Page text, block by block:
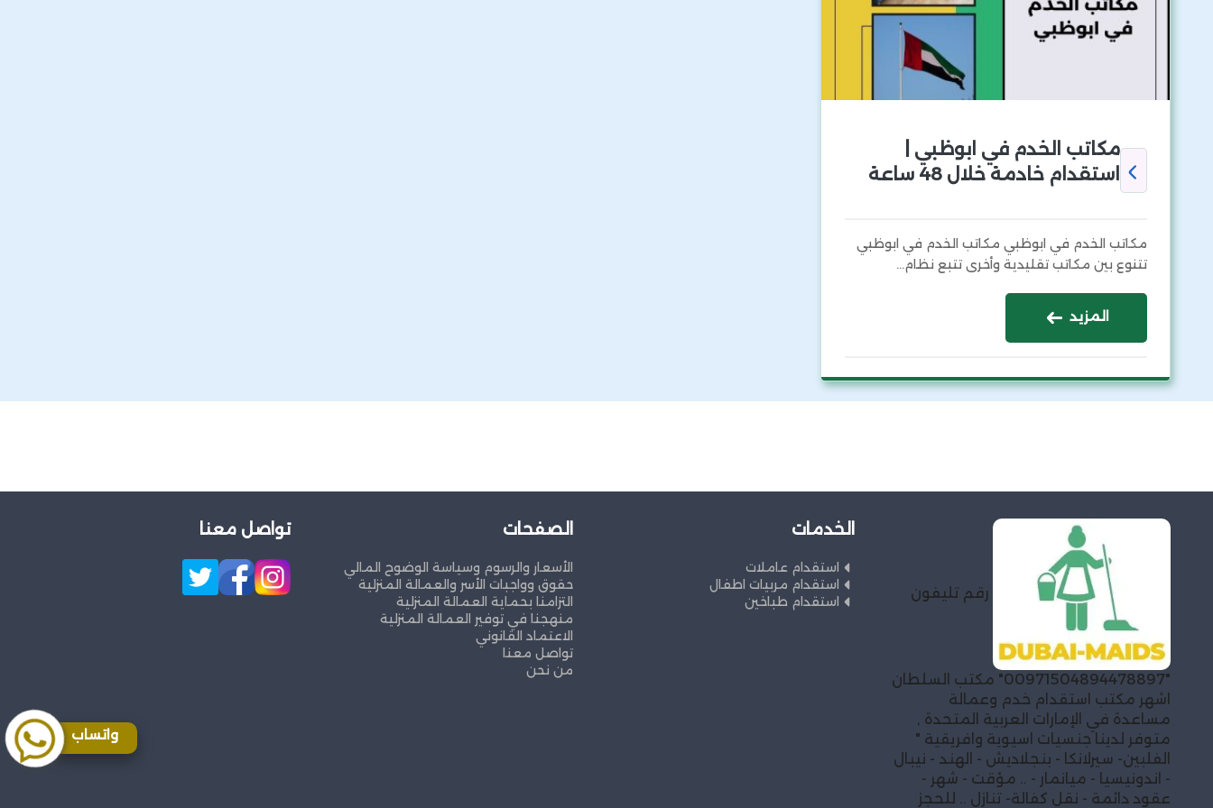
مكاتب الخدم في ابوظبي |
استقدام خادمة خلال 48 ساعة
مكاتب الخدم في ابوظبي مكاتب الخدم في ابوظبي
تتنوع بين مكاتب تقليدية وأخرى تتبع نظام…
المزيد
رقم تليفون
"00971504894478897" مكتب السلطان
اشهر مكتب استقدام خدم وعمالة
مساعدة في الإمارات العربية المتحدة ,
متوفر لدينا جنسيات اسيوية وافريقية "
الفلبين- سيرلانكا - بنجلاديش - الهند - نيبال
- اندونيسيا - ميانمار - .. مؤقت - شهر -
عقود دائمة - نقل كفالة- تنازل .. للحجز
الخدمات
استقدام عاملات
استقدام مربيات اطفال
استقدام طباخين
الصفحات
الأسعار والرسوم وسياسة الوضوح المالي
حقوق وواجبات الأسر والعمالة المنزلية
التزامنا بحماية العمالة المنزلية
منهجنا في توفير العمالة المنزلية
الاعتماد القانوني
تواصل معنا
من نحن
تواصل معنا
واتساب